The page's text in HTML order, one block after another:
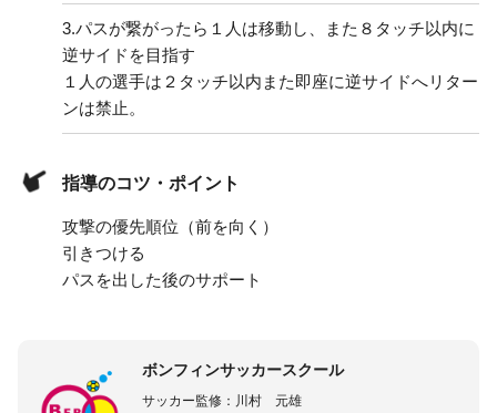
3.パスが繋がったら１人は移動し、また８タッチ以内に
逆サイドを目指す
１人の選手は２タッチ以内また即座に逆サイドへリター
ンは禁止。
指導のコツ・ポイント
攻撃の優先順位（前を向く）
引きつける
パスを出した後のサポート
ボンフィンサッカースクール
サッカー監修：川村 元雄